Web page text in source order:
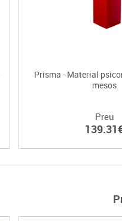
Prisma - Material
mesos
Preu